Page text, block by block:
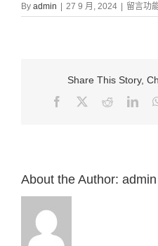
By admin 27 9 月, 2024
在
〈證
可
福
音
白
留言功
Share This Story,
Facebook
Reddit
About the Author: admin